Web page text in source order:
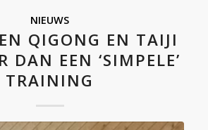
NIEUWS
QIGONG EN TAIJI
DAN EEN ‘SIMPELE’
TRAINING